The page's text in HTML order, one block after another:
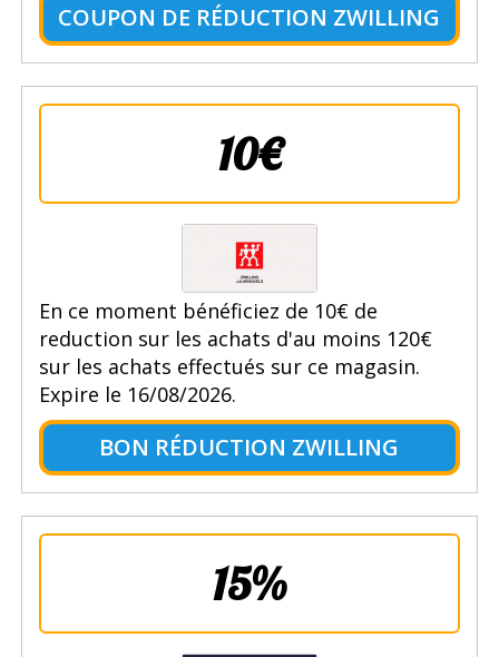
COUPON DE RÉDUCTION ZWILLING
10€
En ce moment bénéficiez de 10€ de
reduction sur les achats d'au moins 120€
sur les achats effectués sur ce magasin.
Expire le 16/08/2026.
BON RÉDUCTION ZWILLING
15%